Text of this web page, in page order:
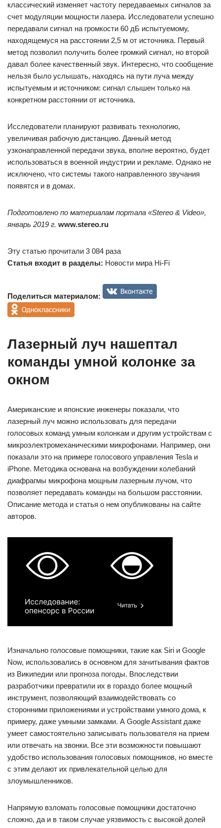
классический изменяет частоту передаваемых сигналов за
счет модуляции мощности лазера. Исследователи успешно
передавали сигнал на громкости 60 дБ испытуемому,
находящемуся на расстоянии 2,5 м от источника. Первый
метод позволил получить более громкий сигнал, но второй
давал более качественный звук. Интересно, что сообщение
нельзя было услышать, находясь на пути луча между
испытуемым и источником: сигнал слышен только на
конкретном расстоянии от источника.
Исследователи планируют развивать технологию,
увеличивая рабочую дистанцию. Данный метод
узконаправленной передачи звука, вполне вероятно, будет
использоваться в военной индустрии и рекламе. Однако не
исключено, что системы такого направленного звучания
появятся и в домах.
Подготовлено по материалам портала «Stereo & Video»,
январь 2019 г. www.stereo.ru
Эту статью прочитали 3 084 раза
Статья входит в разделы: Новости мира Hi-Fi
Поделиться материалом:
Лазерный луч нашептал
команды умной колонке за
окном
Американские и японские инженеры показали, что
лазерный луч можно использовать для передачи
голосовых команд умным колонкам и другим устройствам с
микроэлектромеханическими микрофонами. Например, они
показали это на примере голосового управления Tesla и
iPhone. Методика основана на возбуждении колебаний
диафрагмы микрофона мощным лазерным лучом, что
позволяет передавать команды на большом расстоянии.
Описание метода и статья о нем опубликованы на сайте
авторов.
Изначально голосовые помощники, такие как Siri и Google
Now, использовались в основном для зачитывания фактов
из Википедии или прогноза погоды. Впоследствии
разработчики превратили их в гораздо более мощный
инструмент, позволяющий взаимодействовать со
сторонними приложениями и устройствами умного дома, к
примеру, даже умными замками. А Google Assistant даже
умеет самостоятельно записывать пользователя на прием
или отвечать на звонки. Все эти возможности повышают
удобство использования голосовых помощников, но вместе
с этим делают их привлекательной целью для
злоумышленников.
Напрямую взломать голосовые помощники достаточно
сложно, да и в таком случае уязвимость с высокой долей